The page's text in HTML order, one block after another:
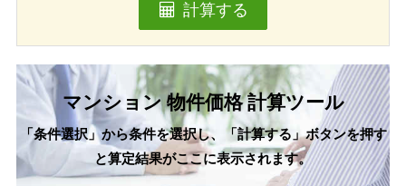
計算する
マンション 物件価格 計算ツール
「条件選択」から条件を選択し、「計算する」ボタンを押す
と算定結果がここに表示されます。